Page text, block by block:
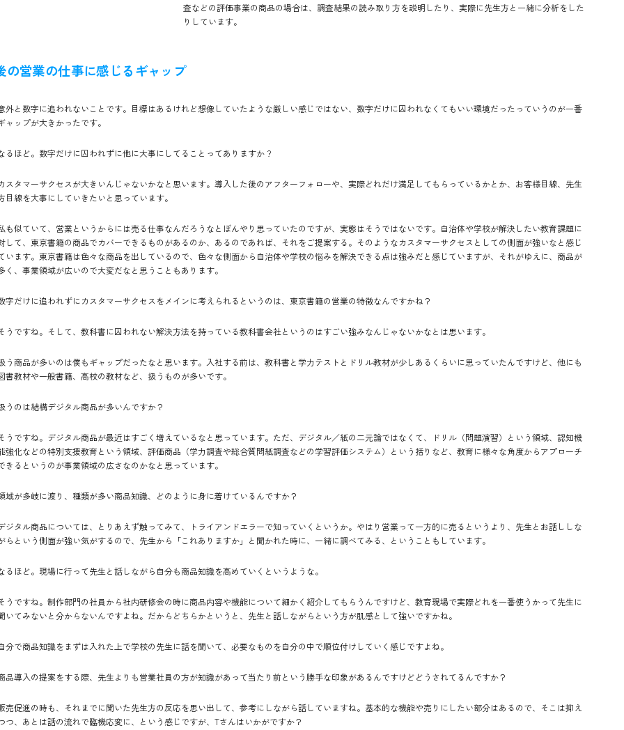
査などの評価事業の商品の場合は、調査結果の読み取り方を説明したり、実際に先生方と一緒に分析をした
りしています。
の営業の仕事に感じるギャップ
外と数字に追われないことです。目標はあるけれど想像していたような厳しい感じではない、数字だけに囚われなくてもいい環境だったっていうのが一番
ャップが大きかったです。
るほど。数字だけに囚われずに他に大事にしてることってありますか ?
スタマーサクセスが大きいんじゃないかなと思います。導入した後のアフターフォローや、実際どれだけ満足してもらっているかとか、お客様目線、先生
目線を大事にしていきたいと思っています。
も似ていて、営業というからには売る仕事なんだろうなとぼんやり思っていたのですが、実態はそうではないです。自治体や学校が解決したい教育課題に
して、東京書籍の商品でカバーできるものがあるのか、あるのであれば、それをご提案する。そのようなカスタマーサクセスとしての側面が強いなと感じ
います。東京書籍は色々な商品を出しているので、色々な側面から自治体や学校の悩みを解決できる点は強みだと感じていますが、それがゆえに、商品が
く、事業領域が広いので大変だなと思うこともあります。
字だけに追われずにカスタマーサクセスをメインに考えられるというのは、東京書籍の営業の特徴なんですかね？
うですね。そして、教科書に囚われない解決方法を持っている教科書会社というのはすごい強みなんじゃないかなとは思います。
う商品が多いのは僕もギャップだったなと思います。入社する前は、教科書と学力テストとドリル教材が少しあるくらいに思っていたんですけど、他にも
書教材や一般書籍、高校の教材など、扱うものが多いです。
うのは結構デジタル商品が多いんですか？
うですね。デジタル商品が最近はすごく増えているなと思っています。ただ、デジタル／紙の二元論ではなくて、ドリル（問題演習）という領域、認知機
強化などの特別支援教育という領域、評価商品（学力調査や総合質問紙調査などの学習評価システム）という括りなど、教育に様々な角度からアプローチ
きるというのが事業領域の広さなのかなと思っています。
域が多岐に渡り、種類が多い商品知識、どのように身に着けているんですか？
ジタル商品については、とりあえず触ってみて、トライアンドエラーで知っていくというか。やはり営業って一方的に売るというより、先生とお話ししな
らという側面が強い気がするので、先生から「これありますか」と聞かれた時に、一緒に調べてみる、ということもしています。
るほど。現場に行って先生と話しながら自分も商品知識を高めていくというような。
うですね。制作部門の社員から社内研修会の時に商品内容や機能について細かく紹介してもらうんですけど、教育現場で実際どれを一番使うかって先生に
いてみないと分からないんですよね。だからどちらかというと、先生と話しながらという方が肌感として強いですかね。
分で商品知識をまずは入れた上で学校の先生に話を聞いて、必要なものを自分の中で順位付けしていく感じですよね。
品導入の提案をする際、先生よりも営業社員の方が知識があって当たり前という勝手な印象があるんですけどどうされてるんですか？
売促進の時も、それまでに聞いた先生方の反応を思い出して、参考にしながら話していますね。基本的な機能や売りにしたい部分はあるので、そこは抑え
つ、あとは話の流れで臨機応変に、という感じですが、Tさんはいかがですか？